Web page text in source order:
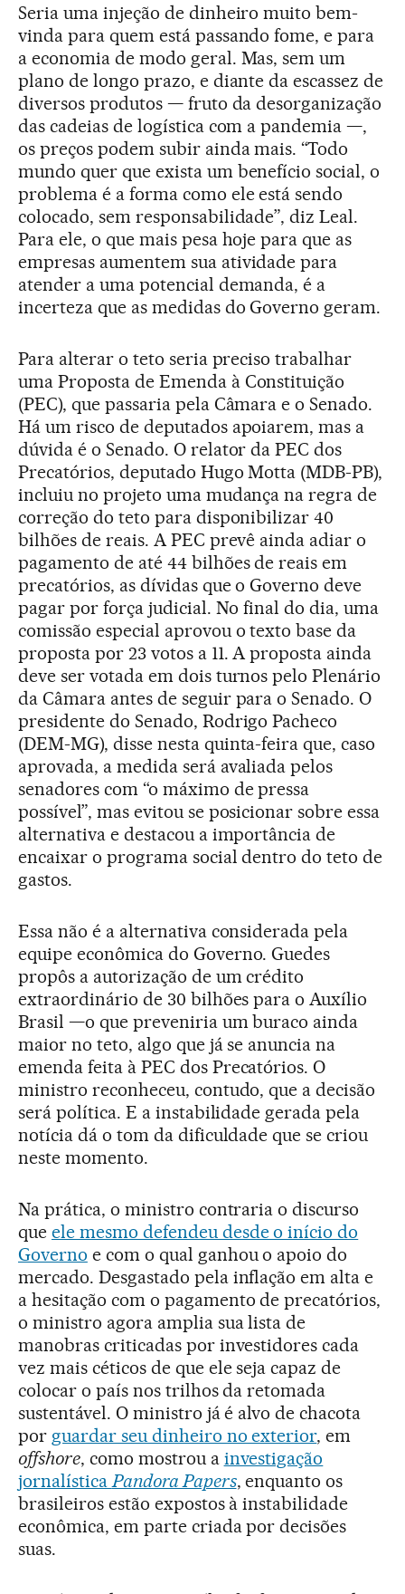
Seria uma injeção de dinheiro muito bem-
vinda para quem está passando fome, e para
a economia de modo geral. Mas, sem um
plano de longo prazo, e diante da escassez de
diversos produtos — fruto da desorganização
das cadeias de logística com a pandemia —,
os preços podem subir ainda mais. “Todo
mundo quer que exista um benefício social, o
problema é a forma como ele está sendo
colocado, sem responsabilidade”, diz Leal.
Para ele, o que mais pesa hoje para que as
empresas aumentem sua atividade para
atender a uma potencial demanda, é a
incerteza que as medidas do Governo geram.
Para alterar o teto seria preciso trabalhar
uma Proposta de Emenda à Constituição
(PEC), que passaria pela Câmara e o Senado.
Há um risco de deputados apoiarem, mas a
dúvida é o Senado. O relator da PEC dos
Precatórios, deputado Hugo Motta (MDB-PB),
incluiu no projeto uma mudança na regra de
correção do teto para disponibilizar 40
bilhões de reais. A PEC prevê ainda adiar o
pagamento de até 44 bilhões de reais em
precatórios, as dívidas que o Governo deve
pagar por força judicial. No final do dia, uma
comissão especial aprovou o texto base da
proposta por 23 votos a 11. A proposta ainda
deve ser votada em dois turnos pelo Plenário
da Câmara antes de seguir para o Senado. O
presidente do Senado, Rodrigo Pacheco
(DEM-MG), disse nesta quinta-feira que, caso
aprovada, a medida será avaliada pelos
senadores com “o máximo de pressa
possível”, mas evitou se posicionar sobre essa
alternativa e destacou a importância de
encaixar o programa social dentro do teto de
gastos.
Essa não é a alternativa considerada pela
equipe econômica do Governo. Guedes
propôs a autorização de um crédito
extraordinário de 30 bilhões para o Auxílio
Brasil —o que preveniria um buraco ainda
maior no teto, algo que já se anuncia na
emenda feita à PEC dos Precatórios. O
ministro reconheceu, contudo, que a decisão
será política. E a instabilidade gerada pela
notícia dá o tom da dificuldade que se criou
neste momento.
Na prática, o ministro contraria o discurso
que ele mesmo defendeu desde o início do
Governo e com o qual ganhou o apoio do
mercado. Desgastado pela inflação em alta e
a hesitação com o pagamento de precatórios,
o ministro agora amplia sua lista de
manobras criticadas por investidores cada
vez mais céticos de que ele seja capaz de
colocar o país nos trilhos da retomada
sustentável. O ministro já é alvo de chacota
por guardar seu dinheiro no exterior, em
offshore, como mostrou a investigação
jornalística Pandora Papers, enquanto os
brasileiros estão expostos à instabilidade
econômica, em parte criada por decisões
suas.